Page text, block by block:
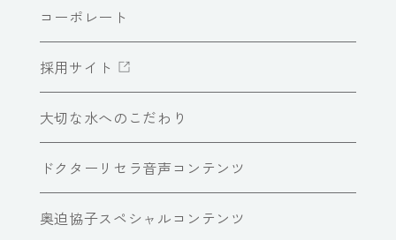
コーポレート
採用サイト
大切な水へのこだわり
ドクターリセラ音声コンテンツ
奥迫協子スペシャルコンテンツ